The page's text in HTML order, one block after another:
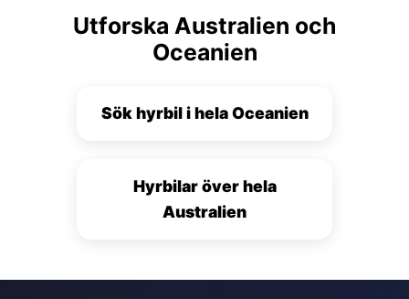
Utforska Australien och
Oceanien
Sök hyrbil i hela Oceanien
Hyrbilar över hela
Australien